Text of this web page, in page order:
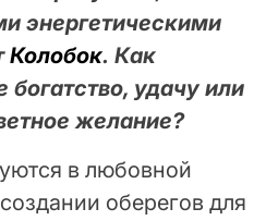
энергетическими
Колобок. Как
богатство, удачу или
желание?
в любовной
оберегов для